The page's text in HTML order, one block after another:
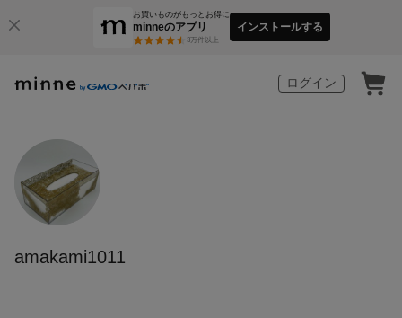
お買いものがもっとお得に
minneのアプリ
3万件以上
インストールする
ログイン
amakami1011